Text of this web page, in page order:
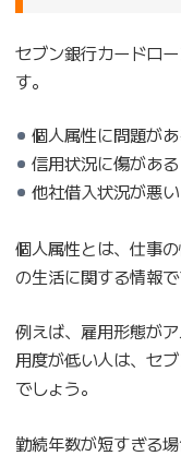
セブン銀行カードロ
す。
個人属性に問題が
信用状況に傷がある
他社借入状況が悪い
個人属性とは、仕事
の生活に関する情報で
例えば、雇用形態が
用度が低い人は、セ
でしょう。
勤続年数が短すぎる